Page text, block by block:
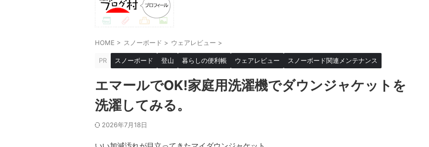
HOME > スノーボード > ウェアレビュー >
PR スノーボード 登山 暮らしの便利帳 ウェアレビュー スノーボード関連メンテナンス
エマールでOK!家庭用洗濯機でダウンジャケットを
洗濯してみる。
2026年7月18日